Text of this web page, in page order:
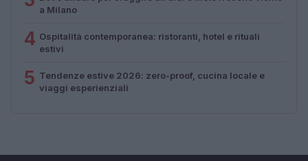
a Milano
4 Ospitalità contemporanea: ristoranti, hotel e rituali
estivi
5 Tendenze estive 2026: zero-proof, cucina locale e
viaggi esperienziali